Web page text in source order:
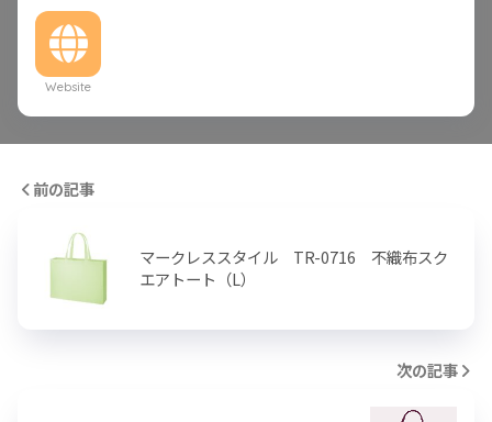
Website
前の記事
マークレススタイル TR-0716 不織布スク
エアトート（L）
次の記事